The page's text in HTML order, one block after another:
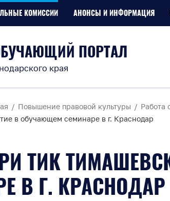
КОМИССИИ АНОНСЫ И ИНФОРМАЦИЯ
ПОРТАЛ
края
Повышение правовой культуры Работа
в обучающем семинаре в г. Краснодар
ТИК
В Г. КРАСНОДАР